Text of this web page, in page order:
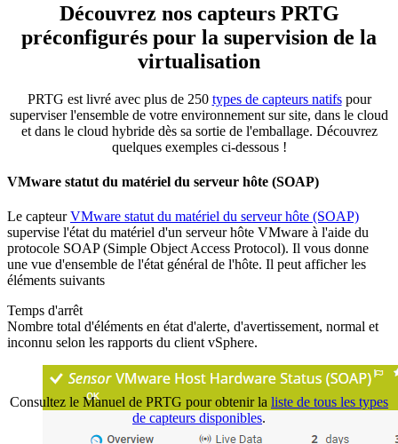
Découvrez nos capteurs PRTG
préconfigurés pour la supervision de la
virtualisation
PRTG est livré avec plus de 250 types de capteurs natifspour
superviser l'ensemble de votre environnement sur site, dans le cloud
et dans le cloud hybride dès sa sortie de l'emballage. Découvrez
quelques exemples ci-dessous !
VMware statut du matériel du serveur hôte (SOAP)
Le capteurVMware statut du matériel du serveur hôte (SOAP)
supervise l'état du matériel d'un serveur hôte VMware à l'aide du
protocole SOAP (Simple Object Access Protocol). Il vous donne
une vue d'ensemble de l'état général de l'hôte. Il peut afficher les
éléments suivants
Temps d'arrêt
Nombre total d'éléments en état d'alerte, d'avertissement, normal et
inconnu selon les rapports du client vSphere.
Consultez le Manuel de PRTG pour obtenir la liste de tous les types
de capteurs disponibles.